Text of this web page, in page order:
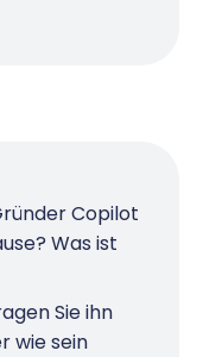
Copilot
Was ist
Sie ihn
wie sein